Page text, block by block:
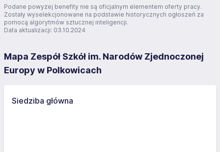
Podane powyżej benefity nie są oficjalnym elementem oferty pracy.
Zostały wyselekcjonowane na podstawie historycznych ogłoszeń za
pomocą algorytmów sztucznej inteligencji.
Data aktualizacji: 03.10.2024
Mapa Zespół Szkół im. Narodów Zjednoczonej
Europy w Polkowicach
Siedziba główna